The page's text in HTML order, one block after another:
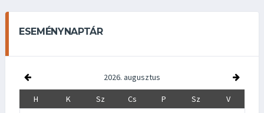
ESEMÉNYNAPTÁR
2026. augusztus
H K Sz Cs P Sz
V